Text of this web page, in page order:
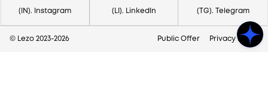
(IN). Instagram (LI). LinkedIn (TG). Telegram
© Lezo 2023-2026 Public Offer Privacy Policy